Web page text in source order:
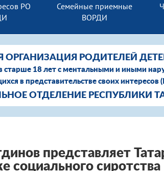
РО
Семейные приемные
ВОРДИ
ОРГАНИЗАЦИЯ РОДИТЕЛЕЙ
старше 18 лет с ментальными и иными
в представительстве своих
ОТДЕЛЕНИЕ РЕСПУБЛИКИ
представляет
социального сиротства